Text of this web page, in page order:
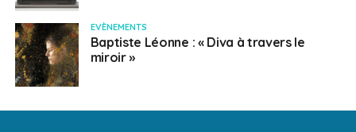
EVÈNEMENTS
Baptiste Léonne : « Diva à travers le
miroir »